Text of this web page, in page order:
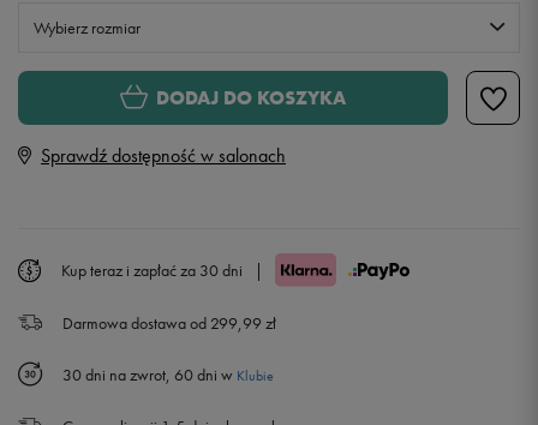
Wybierz rozmiar
Rozmiary EU
20 cm
33,5 21 cm Powiadom o dostępności
34 21,5 cm
35 22 cm
DODAJ DO KOSZYKA
Sprawdź dostępność w salonach
Kup teraz i zapłać za 30 dni |
Darmowa dostawa od 299,99 zł
30 dni na zwrot, 60 dni w Klubie